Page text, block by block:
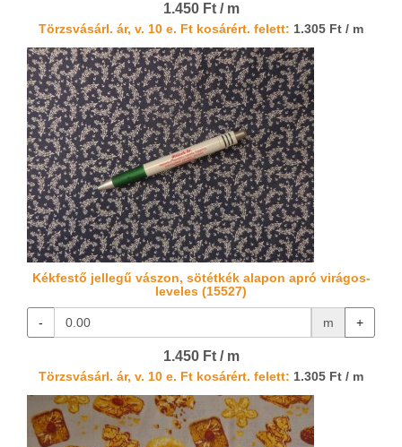
1.450 Ft / m
Törzsvásárl. ár, v. 10 e. Ft kosárért. felett: 1.305 Ft / m
Kékfestő jellegű vászon, sötétkék alapon apró virágos-
leveles (15527)
- m +
1.450 Ft / m
Törzsvásárl. ár, v. 10 e. Ft kosárért. felett: 1.305 Ft / m